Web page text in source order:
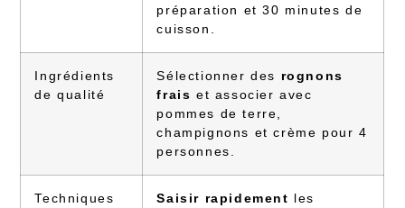
préparation et 30 minutes de
cuisson.
Ingrédients
de qualité
Sélectionner des rognons
frais et associer avec
pommes de terre,
champignons et crème pour 4
personnes.
Techniques
Saisir rapidement les